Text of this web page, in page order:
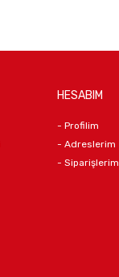
HESABIM
- Profilim
- Adreslerim
- Siparişlerim